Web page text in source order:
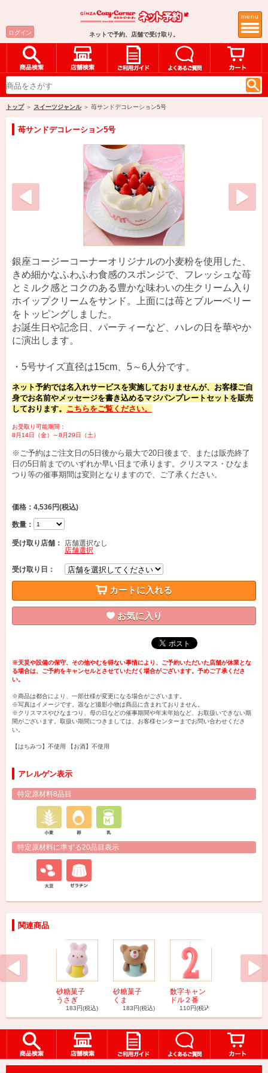
ログイン ネットで予約、店舗で受け取り。
menu
トップ ＞ スイーツジャンル ＞ 苺サンドデコレーション5号
苺サンドデコレーション5号
銀座コージーコーナーオリジナルの小麦粉を使用した、
きめ細かなふわふわ食感のスポンジで、フレッシュな苺
とミルク感とコクのある豊かな味わいの生クリーム入り
ホイップクリームをサンド。上面には苺とブルーベリー
をトッピングしました。
お誕生日や記念日、パーティーなど、ハレの日を華やか
に演出します。
・5号サイズ直径は15cm、5～6人分です。
ネット予約では名入れサービスを実施しておりませんが、お客様ご自
身でお名前やメッセージを書き込めるマジパンプレートセットを販売
しております。 こちらをご覧ください。
お受取り可能期間：
8月14日（金）～8月29日（土）
※ご予約はご注文日の5日後から最大で20日後まで、または販売終了
日の5日前までのいずれか早い日まで承ります。クリスマス・ひなま
つり等の催事期間は変則となりますので、ご了承ください。
価格：4,536円(税込)
数量：
受け取り店舗：
店舗選択なし
店舗選択
受け取り日：
カートに入れる
お気に入り
※天災や設備の保守、その他やむを得ない事情により、ご予約いただいた店舗が休業とな
る場合は、ご予約をキャンセルとさせていただく場合がございます。予めご了承くださ
い。
※商品は都合により、一部仕様が変更になる場合がございます。
※写真はイメージです。器など撮影小物は商品に含まれておりません。
※クリスマスやひなまつり、母の日などの催事期間や年末年始など、お取扱いできない期
間がございます。取扱い期間につきましては、お客様センターまでお問い合わせくださ
い。
【はちみつ】不使用 【お酒】不使用
アレルゲン表示
特定原材料8品目
特定原材料に準ずる20品目表示
関連商品
砂糖菓子
うさぎ
183円(税込)
砂糖菓子
くま
183円(税込)
数字キャン
ドル２番
110円(税込)